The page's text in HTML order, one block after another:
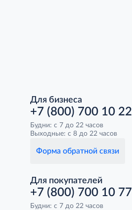
Для бизнеса
+7 (800) 700 10 22
Будни: с 7 до 22 часов
Выходные: с 8 до 22 часов
Форма обратной связи
Для покупателей
+7 (800) 700 10 77
Будни: с 7 до 22 часов